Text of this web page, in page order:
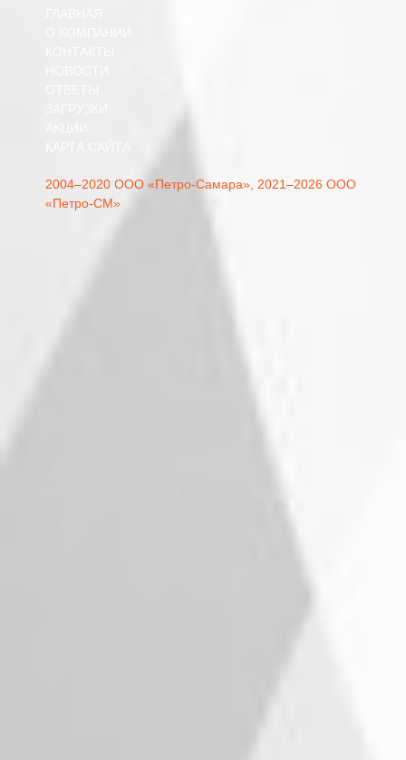
2004–2020 ООО «Петро-Самара», 2021–2026 ООО
«Петро-СМ»